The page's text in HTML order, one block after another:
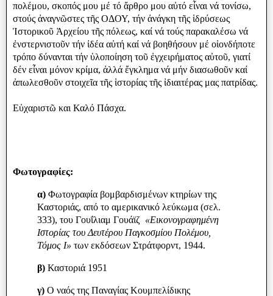
πολέμου, σκοπός μου μέ τό ἄρθρο μου αὐτό εἶναι νά τονίσω,
στούς ἀναγνῶστες τῆς ΟΔΟΥ, τήν ἀνάγκη τῆς ἱδρύσεως
Ἱστορικοῦ Ἀρχείου τῆς πόλεως, καί νά τούς παρακαλέσω νά
ἐνστερνιστοῦν τήν ἰδέα αὐτή καί νά βοηθήσουν μέ οἰονδήποτε
τρόπο δύνανται τήν ὑλοποίηση τοῦ ἐγχειρήματος αὐτοῦ, γιατί
δέν εἶναι μόνον κρίμα, ἀλλά ἔγκλημα νά μήν διασωθοῦν καί
ἀπωλεσθοῦν στοιχεῖα τῆς ἱστορίας τῆς ἰδιαιτέρας μας πατρίδας.
Εὐχαριστῶ και Καλό Πάσχα.
Φωτογραφίες:
α) Φωτογραφία βομβαρδισμένων κτηρίων της
Καστοριάς, από το αμερικανικό λεύκωμα (σελ.
333), του Γουΐλιαμ Γουάϊζ «Εικονογραφημένη
Ιστορίας του Δευτέρου Παγκοσμίου Πολέμου,
Τόμος Ι» των εκδόσεων Στράτφορντ, 1944.
β) Καστοριά 1951
γ) Ο ναός της Παναγίας Κουμπελίδικης